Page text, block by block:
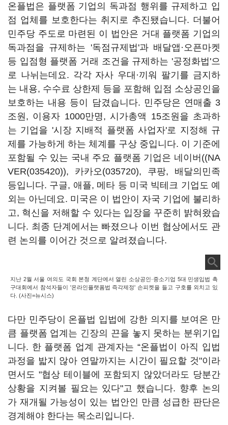
온플법은 플랫폼 기업의 독과점 행위를 규제하고 입
점 업체를 보호한다는 취지로 추진됐습니다. 더불어
민주당 주도로 마련된 이 법안은 거대 플랫폼 기업의
독과점을 규제하는 '독점규제법'과 배달앱·오픈마켓
등 입점형 플랫폼 거래 조건을 규제하는 '공정화법'으
로 나뉘는데요. 각각 자사 우대·끼워 팔기를 금지하
는 내용, 수수료 상한제 등을 포함해 입점 소상공인을
보호하는 내용 등이 담겼습니다. 민주당은 연매출 3
조원, 이용자 1000만명, 시가총액 15조원을 초과하
는 기업을 '시장 지배적 플랫폼 사업자'로 지정해 규
제를 가능하게 하는 체계를 구상 중입니다. 이 기준에
포함될 수 있는 국내 주요 플랫폼 기업은 네이버 ((NA
VER(035420)), 카카오(035720), 쿠팡, 배달의민족
등입니다. 구글, 애플, 메타 등 미국 빅테크 기업도 예
외는 아닌데요. 미국은 이 법안이 자국 기업에 불리하
고, 혁신을 저해할 수 있다는 입장을 꾸준히 밝혀왔습
니다. 최종 단계에서는 빠졌으나 이번 협상에서도 관
련 논의를 이어간 것으로 알려졌습니다.
지난 2월 서울 여의도 국회 본청 계단에서 열린 소상공인·중소기업 5대 민생입법 촉
구대회에서 참석자들이 '온라인플랫폼법 즉각제정' 손피켓을 들고 구호를 외치고 있
다. (사진=뉴시스)
다만 민주당이 온플법 입법에 강한 의지를 보여온 만
큼 플랫폼 업계는 긴장의 끈을 놓지 못하는 분위기입
니다. 한 플랫폼 업계 관계자는 “온플법이 아직 입법
과정을 밟지 않아 연말까지는 시간이 필요할 것"이라
면서도 "협상 테이블에 포함되지 않았더라도 당분간
상황을 지켜볼 필요는 있다"고 했습니다. 향후 논의
가 재개될 가능성이 있는 법안인 만큼 성급한 판단은
경계해야 한다는 목소리입니다.